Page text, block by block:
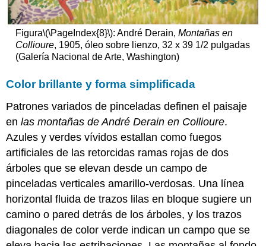
Figura\(\PageIndex{8}\): André Derain, Montañas en
Collioure, 1905, óleo sobre lienzo, 32 x 39 1/2 pulgadas
(Galería Nacional de Arte, Washington)
Color brillante y forma simplificada
Patrones variados de pinceladas definen el paisaje
enlas montañas de André Derain en Collioure.
Azules y verdes vívidos estallan como fuegos
artificiales de las retorcidas ramas rojas de dos
árboles que se elevan desde un campo de
pinceladas verticales amarillo-verdosas. Una línea
horizontal fluida de trazos lilas en bloque sugiere un
camino o pared detrás de los árboles, y los trazos
diagonales de color verde indican un campo que se